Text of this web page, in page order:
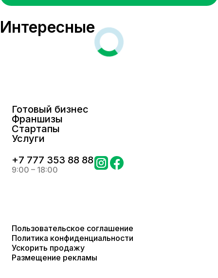
Интересные
Готовый бизнес
Франшизы
Стартапы
Услуги
+7 777 353 88 88
9:00 – 18:00
Пользовательское соглашение
Политика конфиденциальности
Ускорить продажу
Размещение рекламы